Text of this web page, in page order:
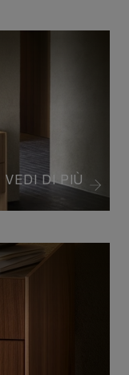
VEDI DI PIÙ